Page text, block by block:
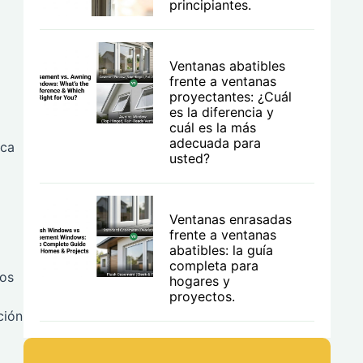
principiantes.
Ventanas abatibles
frente a ventanas
proyectantes: ¿Cuál
es la diferencia y
cuál es la más
adecuada para
usted?
Ventanas enrasadas
frente a ventanas
abatibles: la guía
completa para
hogares y
proyectos.